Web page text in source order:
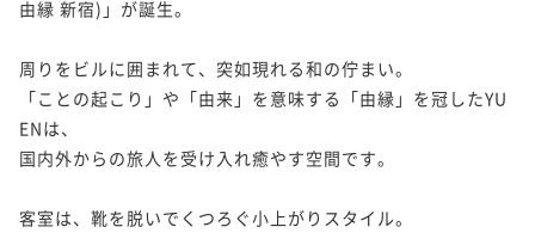
由縁 新宿)」が誕生。
周りをビルに囲まれて、突如現れる和の佇まい。
「ことの起こり」や「由来」を意味する「由縁」を冠したYU
ENは、
国内外からの旅人を受け入れ癒やす空間です。
客室は、靴を脱いでくつろぐ小上がりスタイル。